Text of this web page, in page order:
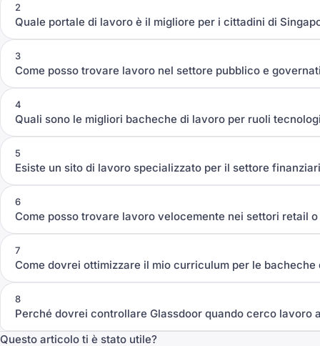
2
Quale portale di lavoro è il migliore per i cittadini di
3
Come posso trovare lavoro nel settore pubblico e
4
Quali sono le migliori bacheche di lavoro per ruoli
5
Esiste un sito di lavoro specializzato per il settore
6
Come posso trovare lavoro velocemente nei settori retail o
7
Come dovrei ottimizzare il mio curriculum per le bacheche
8
Perché dovrei controllare Glassdoor quando cerco lavoro
Questo articolo ti è stato utile?